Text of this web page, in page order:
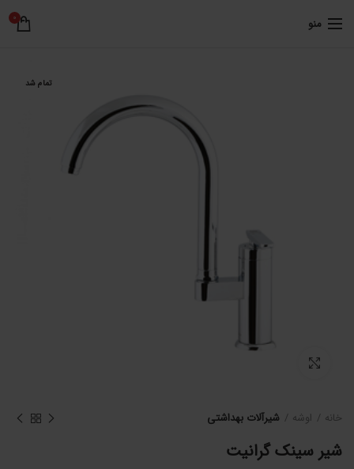
منو 0
تمام شد
خانه اوشه شیرآلات بهداشتی
شیر سینک گرانیت